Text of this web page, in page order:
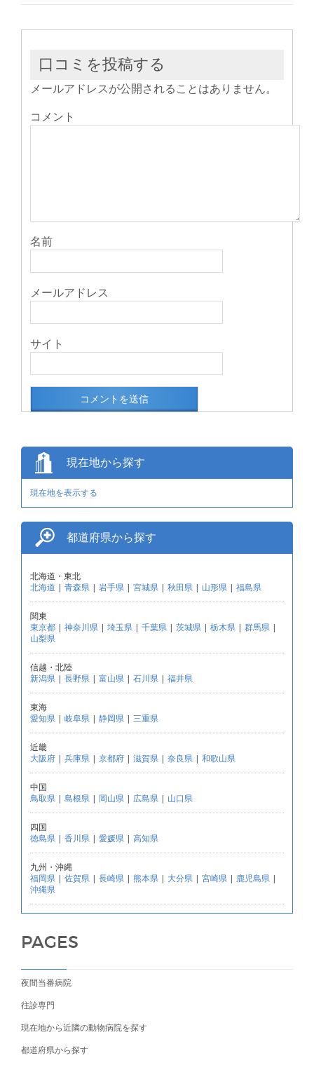
す) ィ
ウ
で
き
ま
す)
口コミを投稿する
メールアドレスが公開されることはありません。
コメント
名前
メールアドレス
サイト
現在地から探す
現在地を表示する
都道府県から探す
北海道・東北
北海道 | 青森県 | 岩手県 | 宮城県 | 秋田県 | 山形県 | 福島県
関東
東京都 | 神奈川県 | 埼玉県 | 千葉県 | 茨城県 | 栃木県 | 群馬県 |
山梨県
信越・北陸
新潟県 | 長野県 | 富山県 | 石川県 | 福井県
東海
愛知県 | 岐阜県 | 静岡県 | 三重県
近畿
大阪府 | 兵庫県 | 京都府 | 滋賀県 | 奈良県 | 和歌山県
中国
鳥取県 | 島根県 | 岡山県 | 広島県 | 山口県
四国
徳島県 | 香川県 | 愛媛県 | 高知県
九州・沖縄
福岡県 | 佐賀県 | 長崎県 | 熊本県 | 大分県 | 宮崎県 | 鹿児島県 |
沖縄県
PAGES
夜間当番病院
往診専門
現在地から近隣の動物病院を探す
都道府県から探す